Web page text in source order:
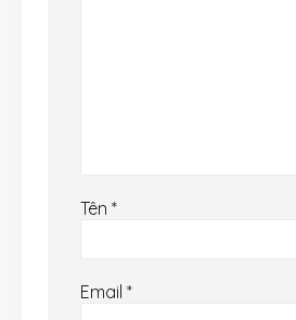
Tên *
Email *